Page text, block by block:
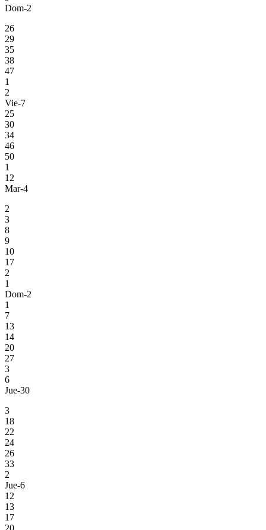
Dom-2
26
29
35
38
47
1
2
Vie-7
25
30
34
46
50
1
12
Mar-4
2
3
8
9
10
17
2
1
Dom-2
1
7
13
14
20
27
3
6
Jue-30
3
18
22
24
26
33
2
Jue-6
12
13
17
20